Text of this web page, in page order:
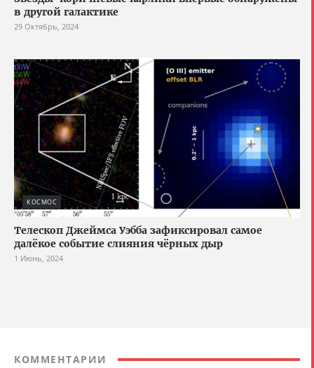
в другой галактике
29 Октябрь, 2024
КОСМОС
Телескоп Джеймса Уэбба зафиксировал самое
далёкое событие слияния чёрных дыр
1 Июнь, 2024
КОММЕНТАРИИ